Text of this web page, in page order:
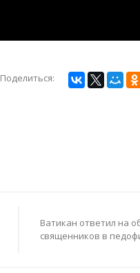
Поделиться:
Ватикан ответил на
священников в